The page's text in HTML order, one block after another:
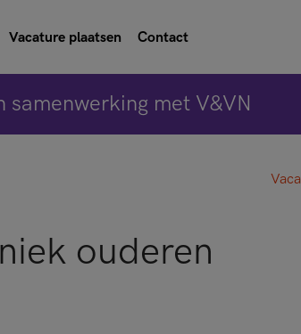
Vacature plaatsen Contact
samenwerking met V&VN
ouderen